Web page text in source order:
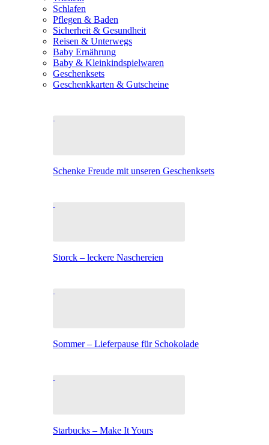
Schlafen
Pflegen & Baden
Sicherheit & Gesundheit
Reisen & Unterwegs
Baby Ernährung
Baby & Kleinkindspielwaren
Geschenksets
Geschenkkarten & Gutscheine
Schenke Freude mit unseren Geschenksets
Storck – leckere Naschereien
Sommer – Lieferpause für Schokolade
Starbucks – Make It Yours